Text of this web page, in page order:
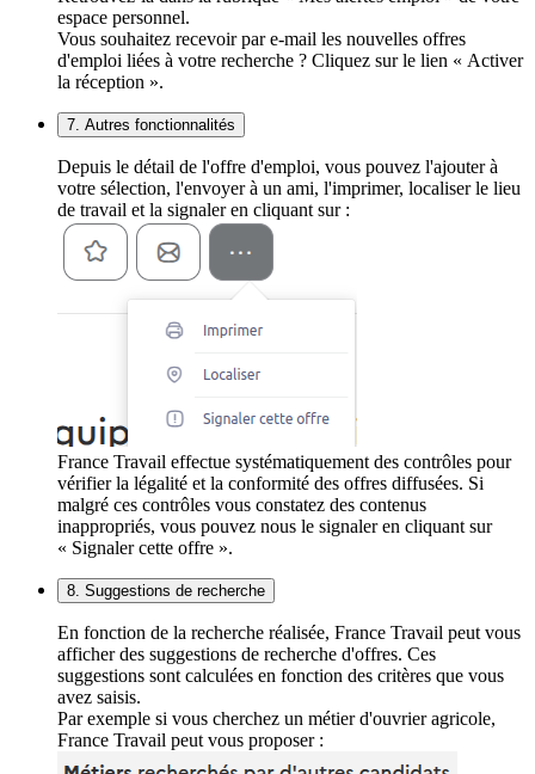
espace personnel.
Vous souhaitez recevoir par e-mail les nouvelles offres
d'emploi liées à votre recherche ? Cliquez sur le lien « Activer
la réception ».
7. Autres fonctionnalités
Depuis le détail de l'offre d'emploi, vous pouvez l'ajouter à
votre sélection, l'envoyer à un ami, l'imprimer, localiser le lieu
de travail et la signaler en cliquant sur :
France Travail effectue systématiquement des contrôles pour
vérifier la légalité et la conformité des offres diffusées. Si
malgré ces contrôles vous constatez des contenus
inappropriés, vous pouvez nous le signaler en cliquant sur
« Signaler cette offre ».
8. Suggestions de recherche
En fonction de la recherche réalisée, France Travail peut vous
afficher des suggestions de recherche d'offres. Ces
suggestions sont calculées en fonction des critères que vous
avez saisis.
Par exemple si vous cherchez un métier d'ouvrier agricole,
France Travail peut vous proposer :